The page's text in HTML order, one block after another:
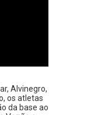
Alvinegro,
os atletas
da base ao